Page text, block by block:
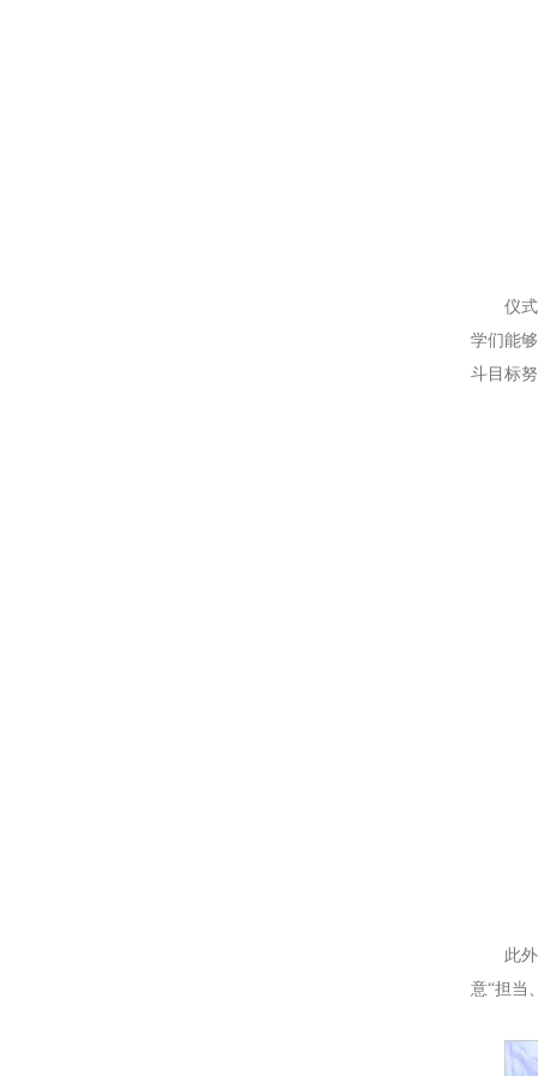
仪
学们能
斗目标
此
意“担当